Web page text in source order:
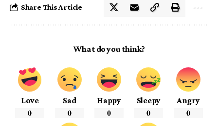
Share This Article
What do you think?
Love
0
Sad
0
Happy
0
Sleepy
0
Angry
0